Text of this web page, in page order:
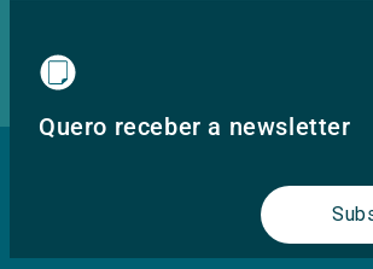
Quero receber a newsletter